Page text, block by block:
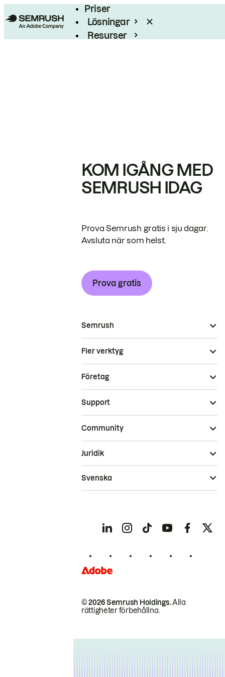
Priser
Lösningar
Resurser
KOM IGÅNG MED
SEMRUSH IDAG
Prova Semrush gratis i sju dagar.
Avsluta när som helst.
Prova gratis
Semrush
Fler verktyg
Företag
Support
Community
© 2026 Semrush Holdings.Alla
rättigheter förbehållna.
Juridik
Svenska